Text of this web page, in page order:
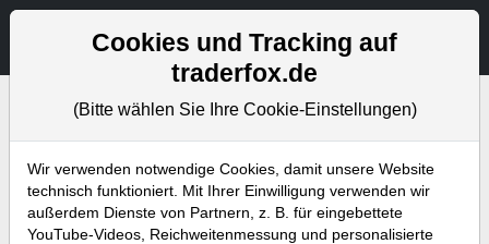
Aktien- und Artikelsuche
Bevorstehende Webinare Alle Aufzeichnungen
Cookies und Tracking auf
traderfox.de
(Bitte wählen Sie Ihre Cookie-Einstellungen)
Wir verwenden notwendige Cookies, damit unsere Website
technisch funktioniert. Mit Ihrer Einwilligung verwenden wir
außerdem Dienste von Partnern, z. B. für eingebettete
YouTube-Videos, Reichweitenmessung und personalisierte